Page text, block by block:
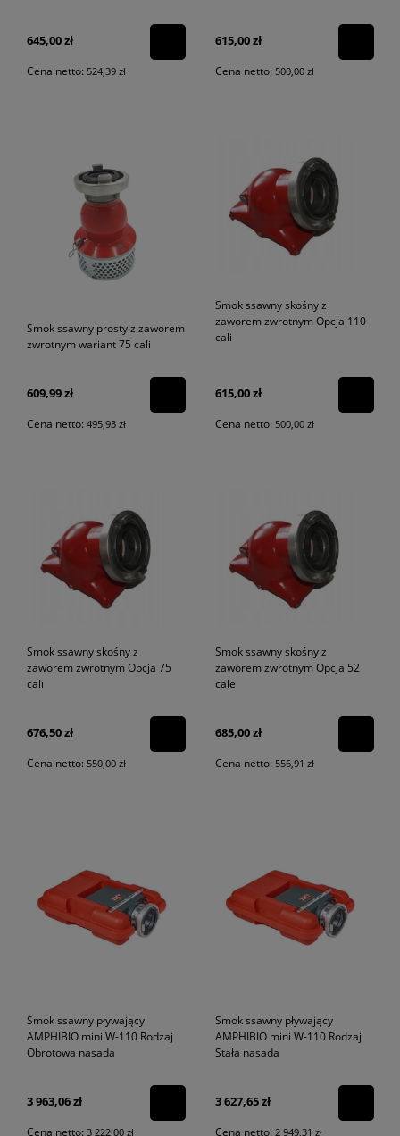
645,00 zł
Cena netto: 524,39 zł
615,00 zł
Cena netto: 500,00 zł
Smok ssawny prosty z zaworem
zwrotnym wariant 75 cali
609,99 zł
Cena netto: 495,93 zł
Smok ssawny skośny z
zaworem zwrotnym Opcja 110
cali
615,00 zł
Cena netto: 500,00 zł
Smok ssawny skośny z
zaworem zwrotnym Opcja 75
cali
676,50 zł
Cena netto: 550,00 zł
Smok ssawny skośny z
zaworem zwrotnym Opcja 52
cale
685,00 zł
Cena netto: 556,91 zł
Smok ssawny pływający
AMPHIBIO mini W-110 Rodzaj
Obrotowa nasada
3 963,06 zł
Cena netto: 3 222,00 zł
Smok ssawny pływający
AMPHIBIO mini W-110 Rodzaj
Stała nasada
3 627,65 zł
Cena netto: 2 949,31 zł